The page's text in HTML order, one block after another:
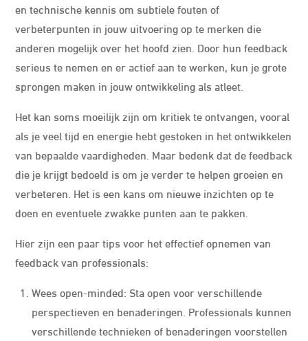
en technische kennis om subtiele fouten of
verbeterpunten in jouw uitvoering op te merken die
anderen mogelijk over het hoofd zien. Door hun feedback
serieus te nemen en er actief aan te werken, kun je grote
sprongen maken in jouw ontwikkeling als atleet.
Het kan soms moeilijk zijn om kritiek te ontvangen, vooral
als je veel tijd en energie hebt gestoken in het ontwikkelen
van bepaalde vaardigheden. Maar bedenk dat de feedback
die je krijgt bedoeld is om je verder te helpen groeien en
verbeteren. Het is een kans om nieuwe inzichten op te
doen en eventuele zwakke punten aan te pakken.
Hier zijn een paar tips voor het effectief opnemen van
feedback van professionals:
Wees open-minded: Sta open voor verschillende
perspectieven en benaderingen. Professionals kunnen
verschillende technieken of benaderingen voorstellen